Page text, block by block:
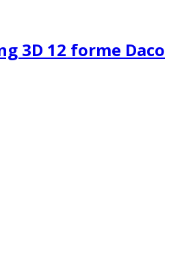
3D 12 forme Daco